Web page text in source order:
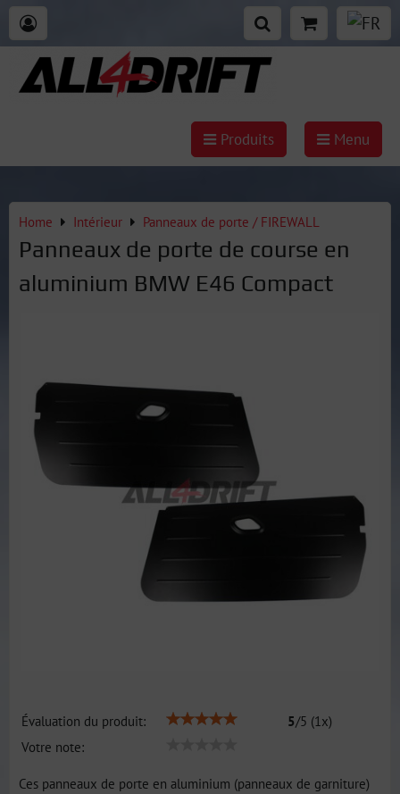
Produits Menu
Home Intérieur Panneaux de porte / FIREWALL
Panneaux de porte de course en
aluminium BMW E46 Compact
Évaluation du produit: 5/5 (1x)
Votre note:
Ces panneaux de porte en aluminium (panneaux de garniture)